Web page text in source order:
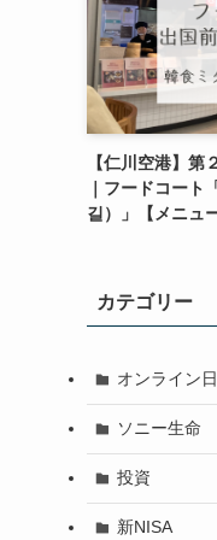
【仁川空港】第
｜フードコート
길）」【メニュ
カテゴリー
オンライン
ソニー生命
投資
新NISA